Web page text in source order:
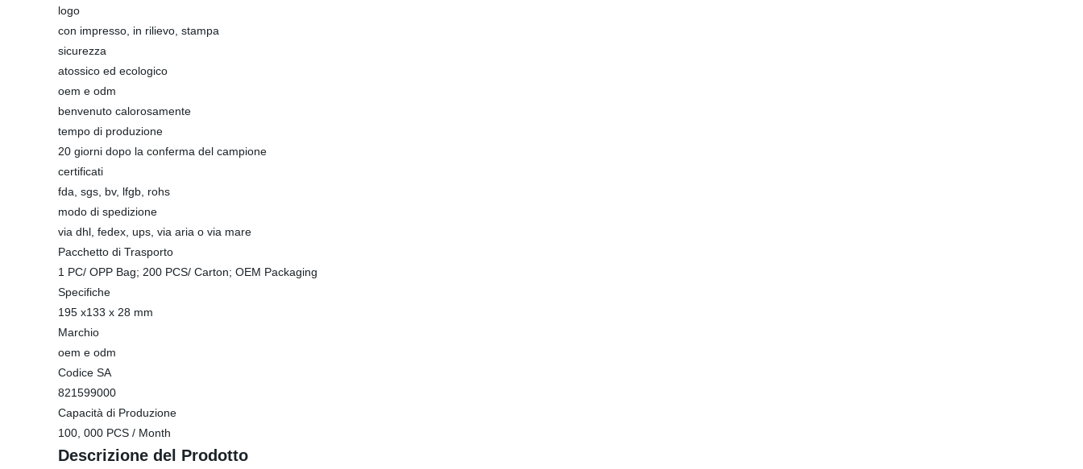
logo
con impresso, in rilievo, stampa
sicurezza
atossico ed ecologico
oem e odm
benvenuto calorosamente
tempo di produzione
20 giorni dopo la conferma del campione
certificati
fda, sgs, bv, lfgb, rohs
modo di spedizione
via dhl, fedex, ups, via aria o via mare
Pacchetto di Trasporto
1 PC/ OPP Bag; 200 PCS/ Carton; OEM Packaging
Specifiche
195 x133 x 28 mm
Marchio
oem e odm
Codice SA
821599000
Capacità di Produzione
100, 000 PCS / Month
Descrizione del Prodotto